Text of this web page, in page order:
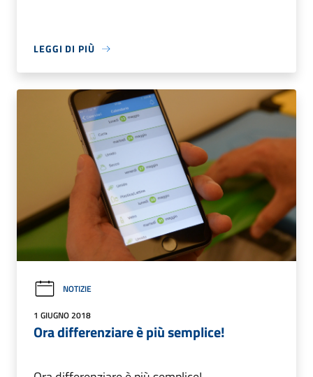
LEGGI DI PIÙ
NOTIZIE
1 GIUGNO 2018
Ora differenziare è più semplice!